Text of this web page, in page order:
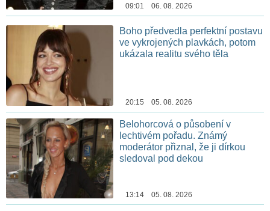
09:01 06. 08. 2026
Boho předvedla perfektní postavu
ve vykrojených plavkách, potom
ukázala realitu svého těla
20:15 05. 08. 2026
Belohorcová o působení v
lechtivém pořadu. Známý
moderátor přiznal, že ji dírkou
sledoval pod dekou
13:14 05. 08. 2026